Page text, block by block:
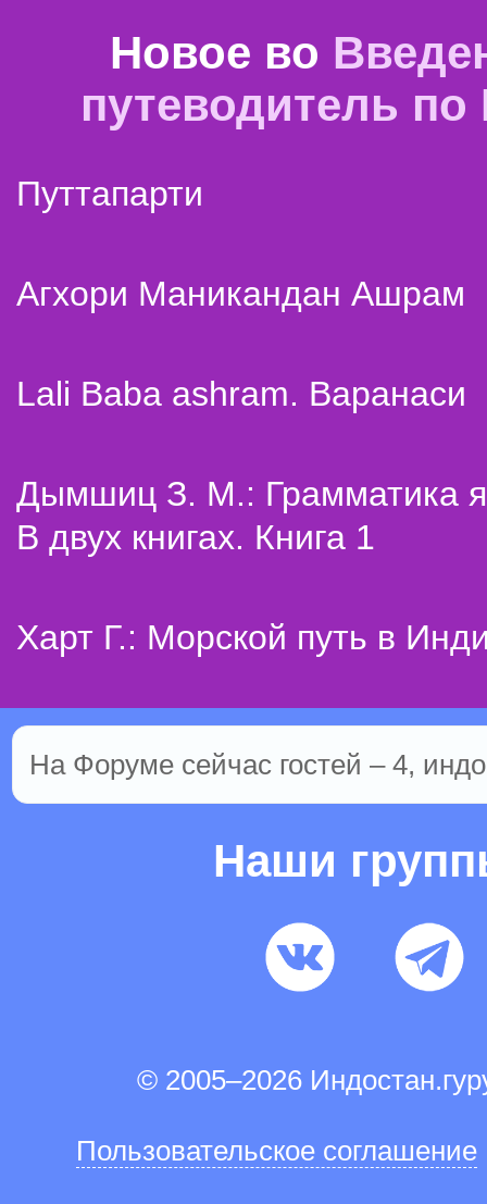
Новое во
путеводитель
Путтапарти
Агхори Маникандан Ашрам
Lali Baba ashram. Варанаси
Дымшиц З. М.: Грамматика
В двух книгах. Книга 1
Харт Г.: Морской путь в
На Форуме сейчас гостей – 4,
Наши
© 2005–2026
Пользовательское соглашение